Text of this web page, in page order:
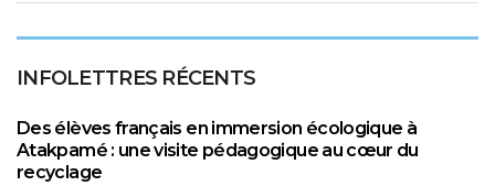
INFOLETTRES RÉCENTS
Des élèves français en immersion écologique à
Atakpamé : une visite pédagogique au cœur du
recyclage